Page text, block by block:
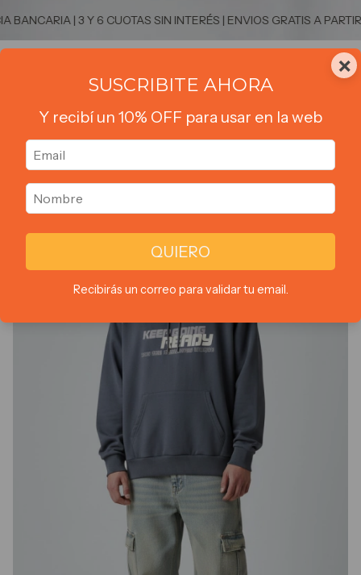
| 3 Y 6 CUOTAS SIN INTERÉS | ENVIOS GRATIS A PARTIR
0
1/6
×
SUSCRIBITE AHORA
Y recibí un 10% OFF para usar en la web
QUIERO
Recibirás un correo para validar tu email.